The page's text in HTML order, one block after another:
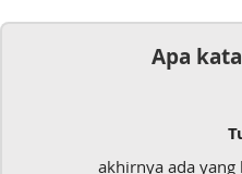
Apa
akhirnya ada yang